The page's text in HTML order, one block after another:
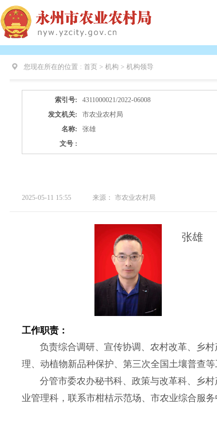
您现在所在的位置 : 首页 > 机构 > 机构领导
索引号:
4311000021/2022-06008
发文机关:
市农业农村局
名称:
张雄
文号 :
2025-05-11 15:55 来源： 市农业农村局
张雄
工作职责：
负责综合调研、宣传协调、农村改革、乡
理、动植物新品种保护、第三次全国土壤普查
分管市委农办秘书科、政策与改革科、乡
业管理科，联系市柑桔示范场、市农业综合服